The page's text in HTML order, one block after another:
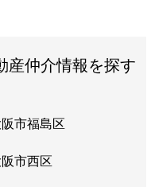
産仲介情報を探す
市福島区
市西区